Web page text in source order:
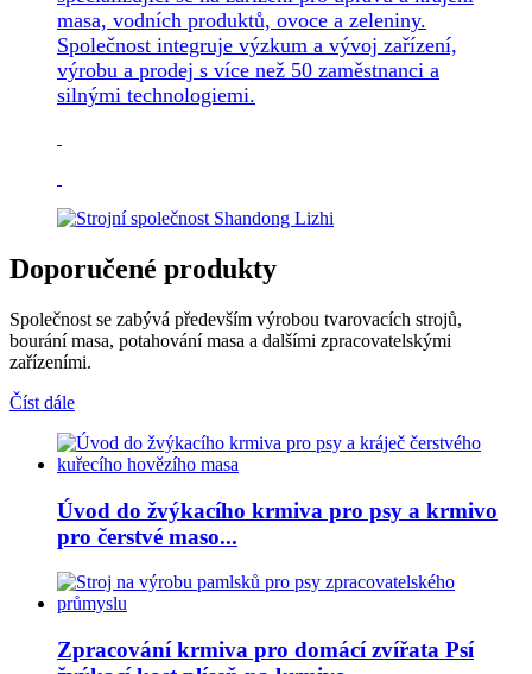
masa, vodních produktů, ovoce a zeleniny.
Společnost integruje výzkum a vývoj zařízení,
výrobu a prodej s více než 50 zaměstnanci a
silnými technologiemi.
Doporučené produkty
Společnost se zabývá především výrobou tvarovacích strojů,
bourání masa, potahování masa a dalšími zpracovatelskými
zařízeními.
Číst dále
Úvod do žvýkacího krmiva pro psy a krmivo
pro čerstvé maso...
Zpracování krmiva pro domácí zvířata Psí